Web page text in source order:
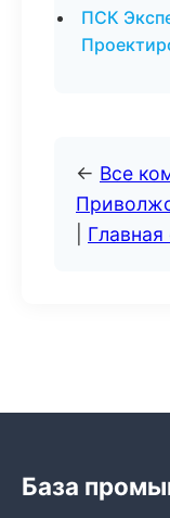
ПСК
← Все
Главная
База